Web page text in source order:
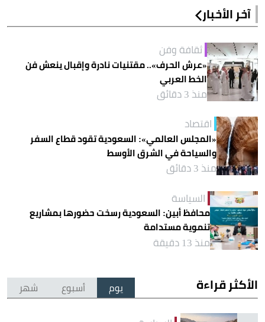
آخر الأخبار
ثقافة وفن
«عرش الحرف».. مقتنيات نادرة وإقبال ينعش فن
الخط العربي
منذ 3 دقائق
اقتصاد
«المجلس العالمي»: السعودية تقود قطاع السفر
والسياحة في الشرق الأوسط
منذ 3 دقائق
السياسة
محافظ أبين: السعودية رسخت حضورها بمشاريع
تنموية مستدامة
منذ 13 دقيقة
الأكثر قراءة يوم أسبوع شهر